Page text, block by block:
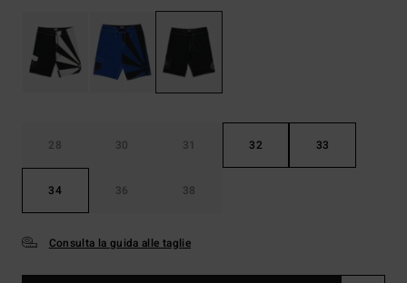
28 30 31 32 33
34 36 38
Consulta la guida alle taglie